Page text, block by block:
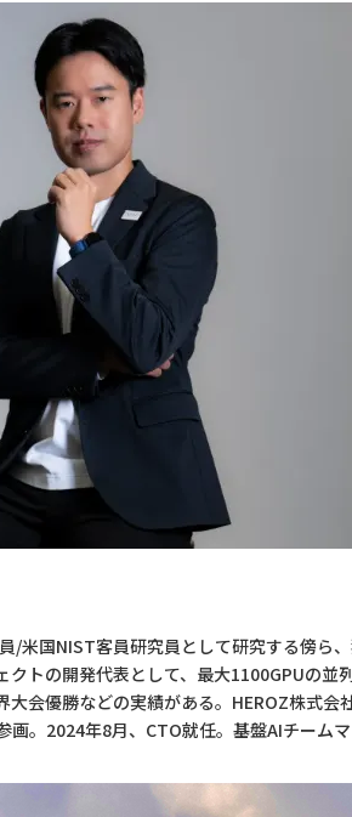
/米国NIST客員研究員として研究する傍ら
クトの開発代表として、最大1100GPUの並
大会優勝などの実績がある。HEROZ株式会
画。2024年8月、CTO就任。基盤AIチーム